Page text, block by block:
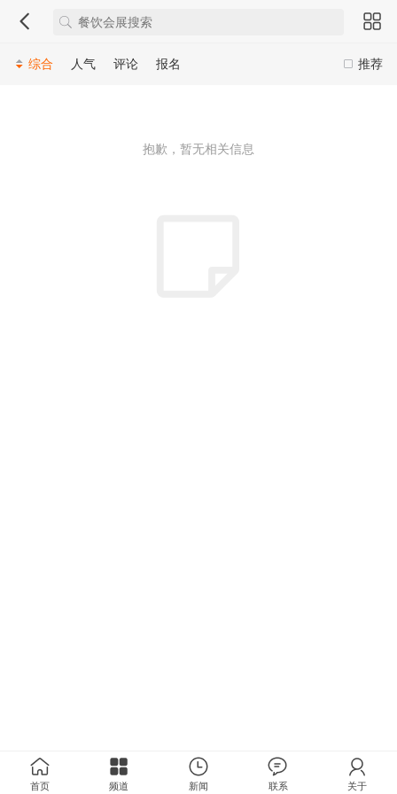
推荐
综合 人气 评论 报名
抱歉，暂无相关信息
首页 频道 新闻 联系 关于